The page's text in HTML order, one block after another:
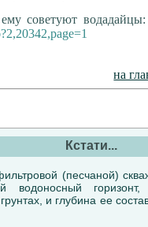
советуют
на
Кстати...
(песчаной)
водоносный
и глубина ее